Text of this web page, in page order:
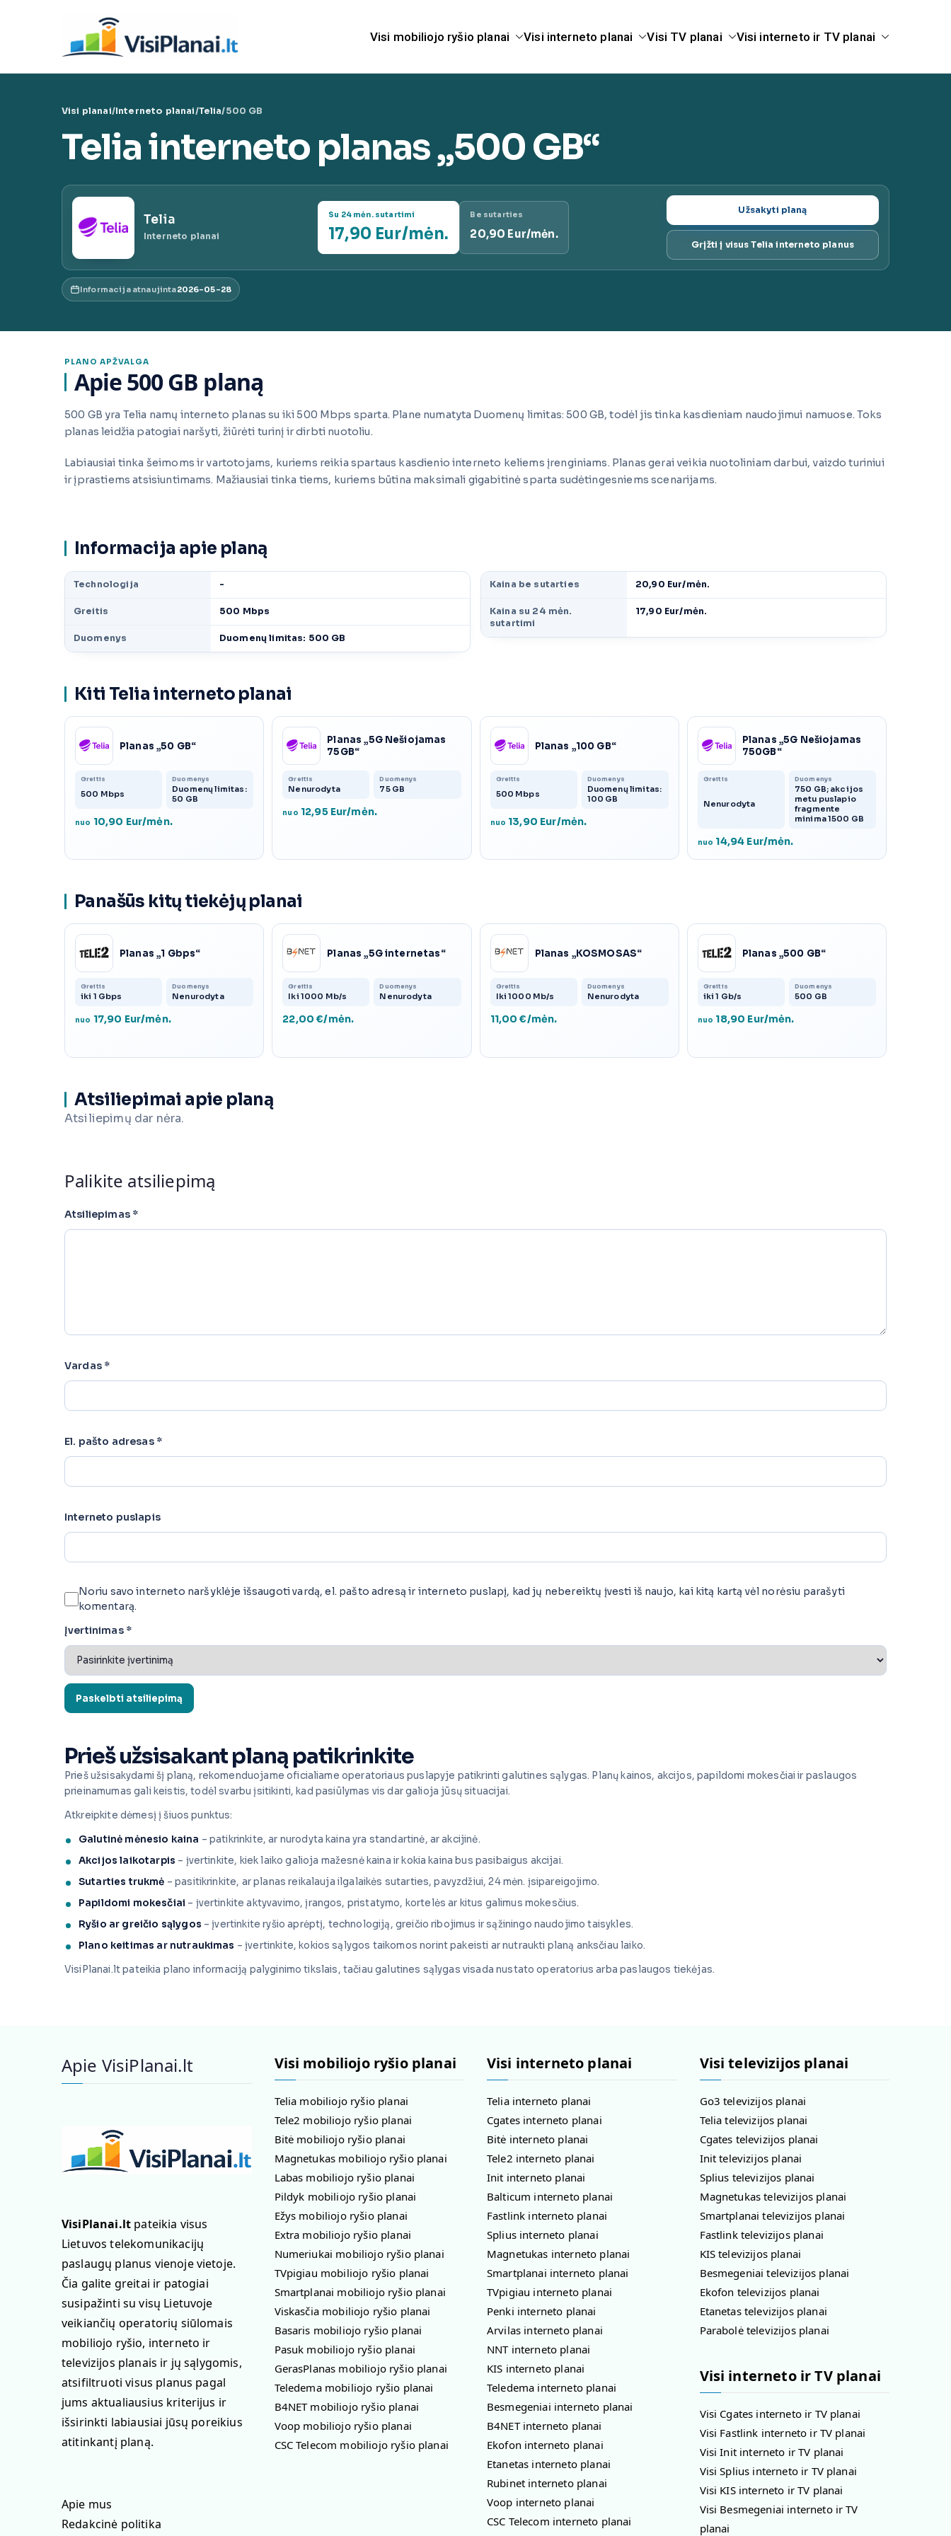
Visi telekomunikacijų paslaugų planai |
Visi mobiliojo ryšio planai Visi interneto planai Visi TV planai Visi interneto ir TV planai
Visi planai/Interneto planai/Telia/500 GB
Telia interneto planas „500 GB“
Telia
Interneto planai
Su 24 mėn. sutartimi
17,90 Eur/mėn.
Be sutarties
20,90 Eur/mėn.
Užsakyti planą
Grįžti į visus Telia interneto planus
Informacija atnaujinta2026-05-28
PLANO APŽVALGA
Apie 500 GB planą
500 GB yra Telia namų interneto planas su iki 500 Mbps sparta. Plane numatyta Duomenų limitas: 500 GB, todėl jis tinka kasdieniam naudojimui namuose. Toks
planas leidžia patogiai naršyti, žiūrėti turinį ir dirbti nuotoliu.
Labiausiai tinka šeimoms ir vartotojams, kuriems reikia spartaus kasdienio interneto keliems įrenginiams. Planas gerai veikia nuotoliniam darbui, vaizdo turiniui
ir įprastiems atsisiuntimams. Mažiausiai tinka tiems, kuriems būtina maksimali gigabitinė sparta sudėtingesniems scenarijams.
Informacija apie planą
Technologija -
Greitis 500 Mbps
Duomenys Duomenų limitas: 500 GB
Kaina be sutarties 20,90 Eur/mėn.
Kaina su 24 mėn.
sutartimi
17,90 Eur/mėn.
Kiti Telia interneto planai
Planas „50 GB“
Greitis
500 Mbps
Duomenys
Duomenų limitas:
50 GB
nuo 10,90 Eur/mėn.
Planas „5G Nešiojamas
75GB“
Greitis
Nenurodyta
Duomenys
75 GB
nuo 12,95 Eur/mėn.
Planas „100 GB“
Greitis
500 Mbps
Duomenys
Duomenų limitas:
100 GB
nuo 13,90 Eur/mėn.
Planas „5G Nešiojamas
750GB“
Greitis
Nenurodyta
Duomenys
750 GB; akcijos
metu puslapio
fragmente
minima 1500 GB
nuo 14,94 Eur/mėn.
Panašūs kitų tiekėjų planai
Planas „1 Gbps“
Greitis
iki 1 Gbps
Duomenys
Nenurodyta
nuo 17,90 Eur/mėn.
Planas „5G internetas“
Greitis
Iki 1000 Mb/s
Duomenys
Nenurodyta
22,00 €/mėn.
Planas „KOSMOSAS“
Greitis
Iki 1000 Mb/s
Duomenys
Nenurodyta
11,00 €/mėn.
Planas „500 GB“
Greitis
iki 1 Gb/s
Duomenys
500 GB
nuo 18,90 Eur/mėn.
Atsiliepimai apie planą
Atsiliepimų dar nėra.
Palikite atsiliepimą
Atsiliepimas *
Vardas *
El. pašto adresas *
Interneto puslapis
Noriu savo interneto naršyklėje išsaugoti vardą, el. pašto adresą ir interneto puslapį, kad jų nebereiktų įvesti iš naujo, kai kitą kartą vėl norėsiu parašyti
komentarą.
Įvertinimas *
Prieš užsisakant planą patikrinkite
Prieš užsisakydami šį planą, rekomenduojame oficialiame operatoriaus puslapyje patikrinti galutines sąlygas. Planų kainos, akcijos, papildomi mokesčiai ir paslaugos
prieinamumas gali keistis, todėl svarbu įsitikinti, kad pasiūlymas vis dar galioja jūsų situacijai.
Atkreipkite dėmesį į šiuos punktus:
Galutinė mėnesio kaina – patikrinkite, ar nurodyta kaina yra standartinė, ar akcijinė.
Akcijos laikotarpis – įvertinkite, kiek laiko galioja mažesnė kaina ir kokia kaina bus pasibaigus akcijai.
Sutarties trukmė – pasitikrinkite, ar planas reikalauja ilgalaikės sutarties, pavyzdžiui, 24 mėn. įsipareigojimo.
Papildomi mokesčiai – įvertinkite aktyvavimo, įrangos, pristatymo, kortelės ar kitus galimus mokesčius.
Ryšio ar greičio sąlygos – įvertinkite ryšio aprėptį, technologiją, greičio ribojimus ir sąžiningo naudojimo taisykles.
Plano keitimas ar nutraukimas – įvertinkite, kokios sąlygos taikomos norint pakeisti ar nutraukti planą anksčiau laiko.
VisiPlanai.lt pateikia plano informaciją palyginimo tikslais, tačiau galutines sąlygas visada nustato operatorius arba paslaugos tiekėjas.
Apie VisiPlanai.lt
VisiPlanai.lt pateikia visus
Lietuvos telekomunikacijų
paslaugų planus vienoje vietoje.
Čia galite greitai ir patogiai
susipažinti su visų Lietuvoje
veikiančių operatorių siūlomais
mobiliojo ryšio, interneto ir
televizijos planais ir jų sąlygomis,
atsifiltruoti visus planus pagal
jums aktualiausius kriterijus ir
išsirinkti labiausiai jūsų poreikius
atitinkantį planą.
Apie mus
Redakcinė politika
Visi mobiliojo ryšio planai
Telia mobiliojo ryšio planai
Tele2 mobiliojo ryšio planai
Bitė mobiliojo ryšio planai
Magnetukas mobiliojo ryšio planai
Labas mobiliojo ryšio planai
Pildyk mobiliojo ryšio planai
Ežys mobiliojo ryšio planai
Extra mobiliojo ryšio planai
Numeriukai mobiliojo ryšio planai
TVpigiau mobiliojo ryšio planai
Smartplanai mobiliojo ryšio planai
Viskasčia mobiliojo ryšio planai
Basaris mobiliojo ryšio planai
Pasuk mobiliojo ryšio planai
GerasPlanas mobiliojo ryšio planai
Teledema mobiliojo ryšio planai
B4NET mobiliojo ryšio planai
Voop mobiliojo ryšio planai
CSC Telecom mobiliojo ryšio planai
Visi interneto planai
Telia interneto planai
Cgates interneto planai
Bitė interneto planai
Tele2 interneto planai
Init interneto planai
Balticum interneto planai
Fastlink interneto planai
Splius interneto planai
Magnetukas interneto planai
Smartplanai interneto planai
TVpigiau interneto planai
Penki interneto planai
Arvilas interneto planai
NNT interneto planai
KIS interneto planai
Teledema interneto planai
Besmegeniai interneto planai
B4NET interneto planai
Ekofon interneto planai
Etanetas interneto planai
Rubinet interneto planai
Voop interneto planai
CSC Telecom interneto planai
Visi televizijos planai
Go3 televizijos planai
Telia televizijos planai
Cgates televizijos planai
Init televizijos planai
Splius televizijos planai
Magnetukas televizijos planai
Smartplanai televizijos planai
Fastlink televizijos planai
KIS televizijos planai
Besmegeniai televizijos planai
Ekofon televizijos planai
Etanetas televizijos planai
Parabolė televizijos planai
Visi interneto ir TV planai
Visi Cgates interneto ir TV planai
Visi Fastlink interneto ir TV planai
Visi Init interneto ir TV planai
Visi Splius interneto ir TV planai
Visi KIS interneto ir TV planai
Visi Besmegeniai interneto ir TV
planai